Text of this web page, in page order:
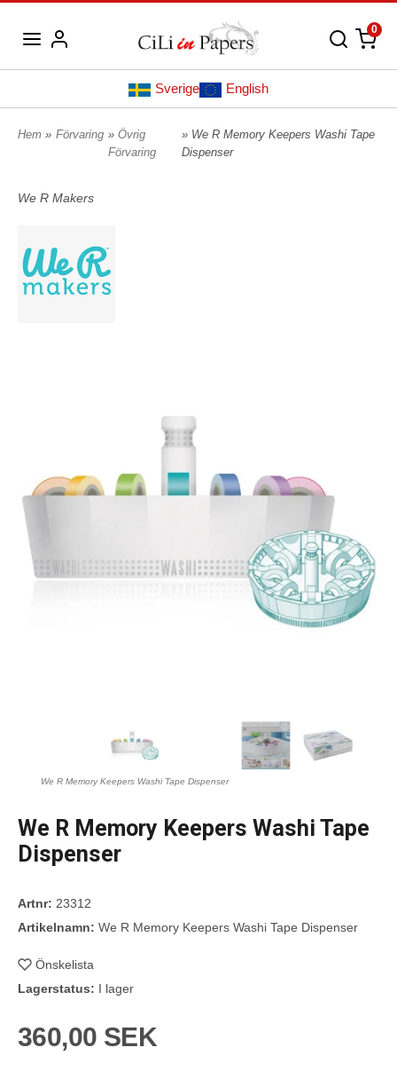
0
Sverige English
Hem » Förvaring » Övrig
Förvaring
» We R Memory Keepers Washi Tape
Dispenser
We R Makers
We R Memory Keepers Washi Tape Dispenser
We R Memory Keepers Washi Tape
Dispenser
Artnr: 23312
Artikelnamn: We R Memory Keepers Washi Tape Dispenser
Önskelista
Lagerstatus: I lager
360,00 SEK